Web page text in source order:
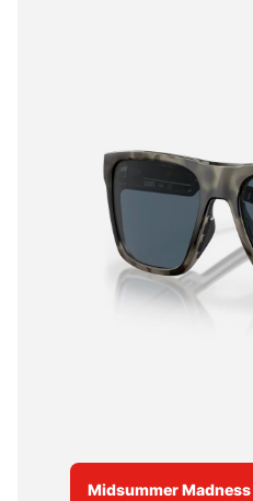
Midsummer Madness